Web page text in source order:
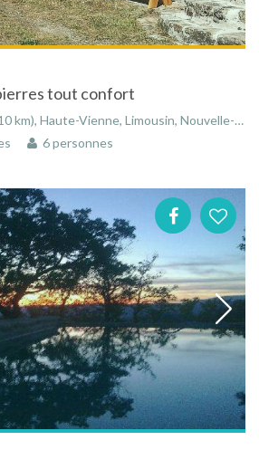
tout confort
Haute-Vienne, Limousin, Nouvelle-Aquitaine, France
6 personnes